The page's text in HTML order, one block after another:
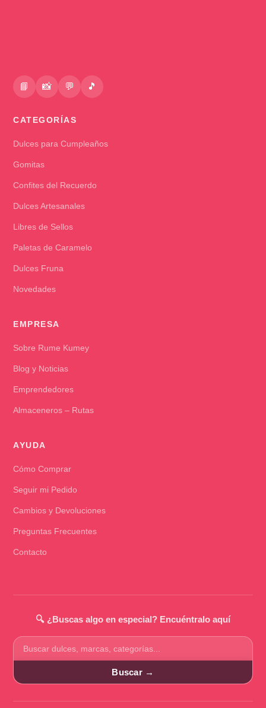
📘 📸 💬 🎵
CATEGORÍAS
Dulces para Cumpleaños
Gomitas
Confites del Recuerdo
Dulces Artesanales
Libres de Sellos
Paletas de Caramelo
Dulces Fruna
Novedades
EMPRESA
Sobre Rume Kumey
Blog y Noticias
Emprendedores
Almaceneros – Rutas
AYUDA
Cómo Comprar
Seguir mi Pedido
Cambios y Devoluciones
Preguntas Frecuentes
Contacto
🔍 ¿Buscas algo en especial? Encuéntralo aquí
Buscar
productos
Buscar →